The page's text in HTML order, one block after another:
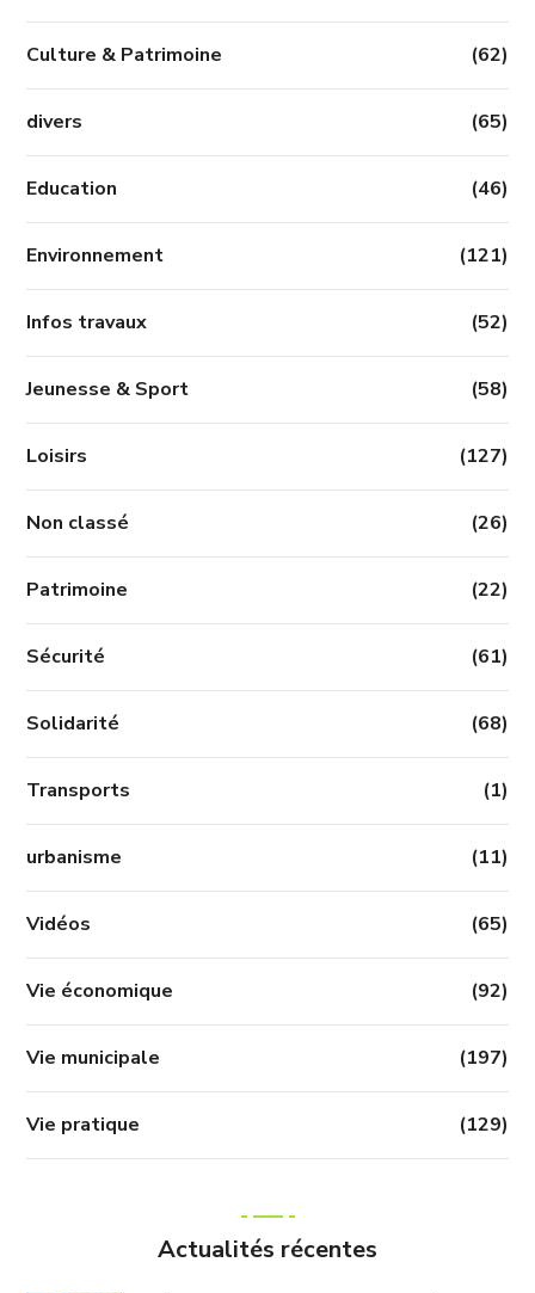
Culture & Patrimoine (62)
divers (65)
Education (46)
Environnement (121)
Infos travaux (52)
Jeunesse & Sport (58)
Loisirs (127)
Non classé (26)
Patrimoine (22)
Sécurité (61)
Solidarité (68)
Transports (1)
urbanisme (11)
Vidéos (65)
Vie économique (92)
Vie municipale (197)
Vie pratique (129)
Actualités récentes